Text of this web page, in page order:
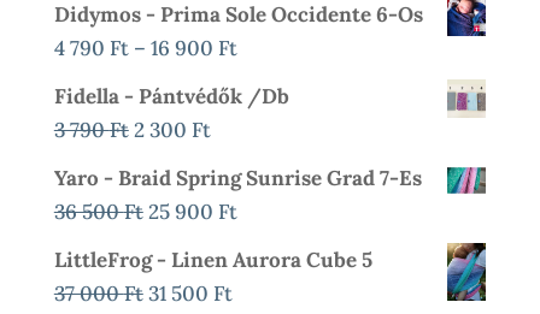
Didymos - Prima Sole Occidente 6-Os
4 790 Ft – 16 900 FtÁrtartomány:
790 Ft
16
900 Ft
Fidella - Pántvédők /db
3 790Ft Original
790 Ft.
2 300 FtCurrent
Is:
300 Ft.
Yaro - Braid Spring Sunrise Grad 7-Es
36 500Ft Original
Was:
25 900 FtCurrent
LittleFrog - Linen Aurora Cube 5
37 000FtOriginal
31 500 FtCurrent